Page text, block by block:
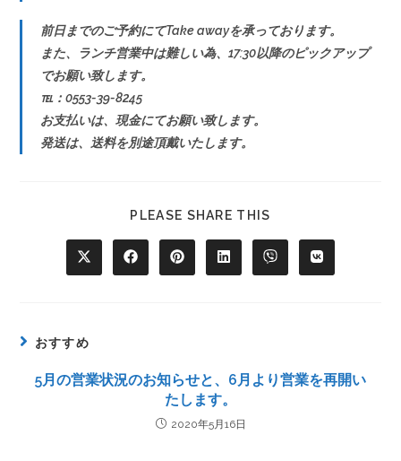
前日までのご予約にてTake awayを承っております。
また、ランチ営業中は難しい為、17:30以降のピックアップ
でお願い致します。
℡：0553-39-8245
お支払いは、現金にてお願い致します。
発送は、送料を別途頂戴いたします。
PLEASE SHARE THIS
おすすめ
5月の営業状況のお知らせと、6月より営業を再開い
たします。
2020年5月16日